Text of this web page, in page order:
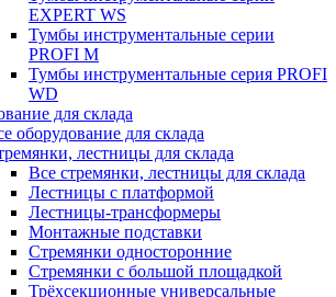
EXPERT WS
Тумбы инструментальные серии
PROFI M
Тумбы инструментальные серия PROFI
WD
для склада
оборудование для склада
лестницы для склада
Все стремянки, лестницы для склада
Лестницы с платформой
Лестницы-трансформеры
Монтажные подставки
Стремянки односторонние
Стремянки с большой площадкой
Трёхсекционные универсальные